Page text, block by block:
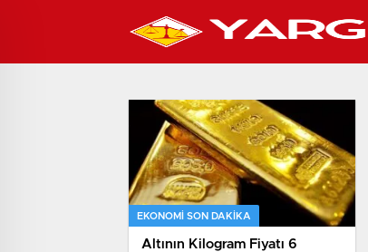
EKONOMI SON DAKİKA
Altının Kilogram Fiyatı 6